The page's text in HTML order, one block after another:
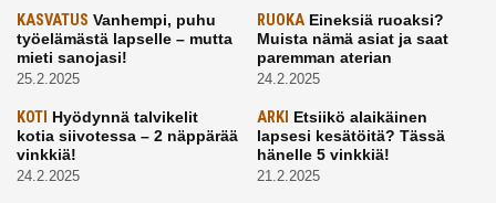
KASVATUS Vanhempi, puhu
työelämästä lapselle – mutta
mieti sanojasi!
25.2.2025
RUOKAEineksiä ruoaksi?
Muista nämä asiat ja saat
paremman aterian
24.2.2025
KOTI Hyödynnä talvikelit
kotia siivotessa – 2 näppärää
vinkkiä!
24.2.2025
ARKI Etsiikö alaikäinen
lapsesi kesätöitä? Tässä
hänelle 5 vinkkiä!
21.2.2025